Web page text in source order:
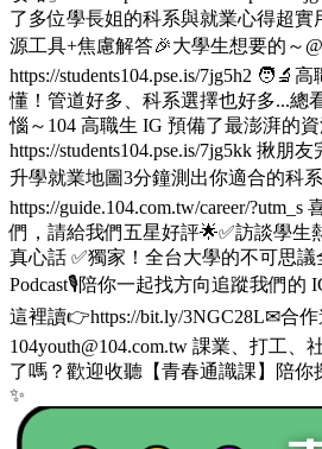
了多位學長姐的科系與就業心得超實
源工具+焦慮解答🎉大學生想要的～
https://students104.pse.is/7jg5h2 🧑‍🔬
懂！管道好多、科系選擇也好多...總
惱～104 高職生 IG 預備了最澎湃的資
https://students104.pse.is/7jg5kk 揪朋
升學就業地圖3分鐘測出你適合的科
https://guide.104.com.tw/career/
們，請給我們五星好評🌟✅訪談學生
真心話 ✅獨家！全台大學的不可思
Podcast🎙️陪你一起找方向追蹤我們的
這裡讀👉https://bit.ly/3NGC28L✉合作
104youth@104.com.tw 課業、打工、
了嗎？歡迎收聽【青春通識課】陪你
✨